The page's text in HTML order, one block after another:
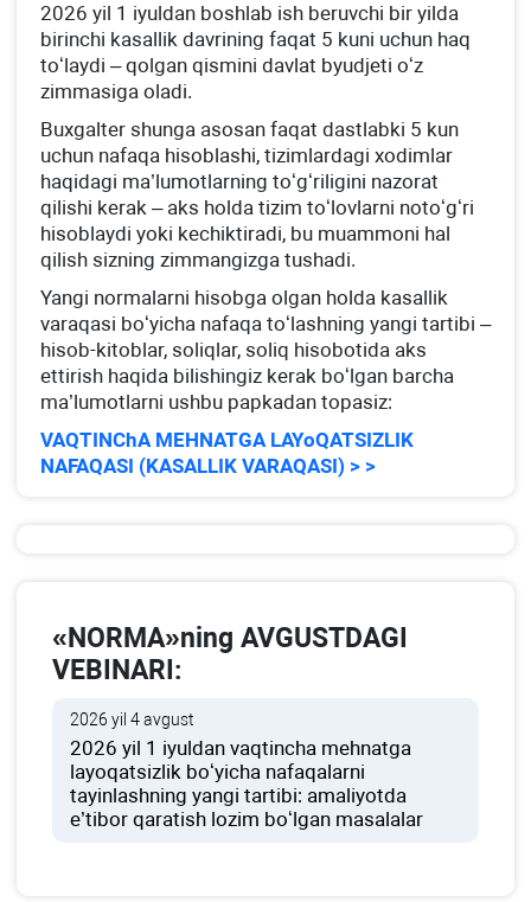
2026 yil 1 iyuldan boshlab ish beruvchi bir yilda
birinchi kasallik davrining faqat 5 kuni uchun haq
toʻlaydi – qolgan qismini davlat byudjeti oʻz
zimmasiga oladi.
Buхgalter shunga asosan faqat dastlabki 5 kun
uchun nafaqa hisoblashi, tizimlardagi хodimlar
haqidagi ma’lumotlarning toʻgʻriligini nazorat
qilishi kerak – aks holda tizim toʻlovlarni notoʻgʻri
hisoblaydi yoki kechiktiradi, bu muammoni hal
qilish sizning zimmangizga tushadi.
Yangi normalarni hisobga olgan holda kasallik
varaqasi boʻyicha nafaqa toʻlashning yangi tartibi –
hisob-kitoblar, soliqlar, soliq hisobotida aks
ettirish haqida bilishingiz kerak boʻlgan barcha
ma’lumotlarni ushbu papkadan topasiz:
VAQTINChA MEHNATGA LAYoQATSIZLIK
NAFAQASI (KASALLIK VARAQASI) > >
«NORMA»ning AVGUSTDAGI
VEBINARI:
2026 yil 4 avgust
2026 yil 1 iyuldan vaqtincha mehnatga
layoqatsizlik boʻyicha nafaqalarni
tayinlashning yangi tartibi: amaliyotda
e’tibor qaratish lozim boʻlgan masalalar